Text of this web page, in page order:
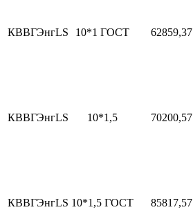
КВВГЭнгLS 10*1 ГОСТ 62859,37
КВВГЭнгLS 10*1,5 70200,57
КВВГЭнгLS 10*1,5 ГОСТ 85817,57